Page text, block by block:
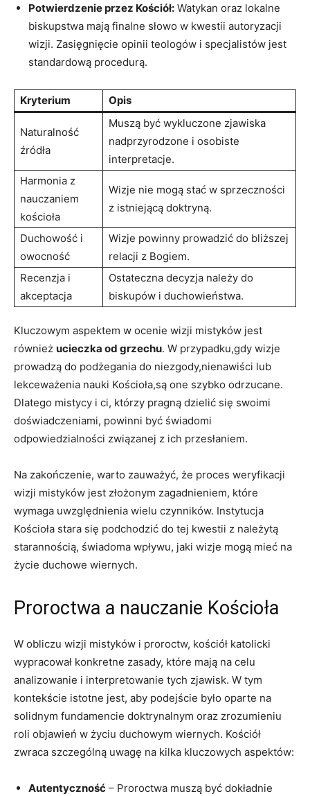
Potwierdzenie przez Kościół: Watykan oraz lokalne
biskupstwa mają finalne słowo w kwestii autoryzacji‌
wizji. Zasięgnięcie opinii teologów‌ i specjalistów jest
standardową procedurą.
Kryterium Opis
Naturalność
źródła
Muszą być wykluczone ⁤zjawiska
nadprzyrodzone i osobiste
interpretacje.
Harmonia z
nauczaniem
kościoła
Wizje nie mogą⁢ stać ⁢w ⁤sprzeczności
z istniejącą doktryną.
Duchowość​ i
owocność
Wizje⁤ powinny prowadzić do bliższej
relacji z Bogiem.
Recenzja i
akceptacja
Ostateczna decyzja ⁢należy do
biskupów i​ duchowieństwa.
Kluczowym aspektem w ocenie wizji mistyków jest
również ucieczka od grzechu. W przypadku,gdy wizje
prowadzą do podżegania do niezgody,nienawiści lub
lekceważenia nauki ⁣Kościoła,są ⁢one szybko odrzucane.
Dlatego mistycy i⁢ ci, którzy pragną dzielić⁣ się swoimi
⁢doświadczeniami, powinni być ⁤świadomi
odpowiedzialności związanej z ich przesłaniem.
Na zakończenie, warto zauważyć, że proces weryfikacji
wizji mistyków jest złożonym zagadnieniem, które
wymaga uwzględnienia wielu czynników. Instytucja
Kościoła​ stara się podchodzić do tej kwestii z należytą
starannością, świadoma wpływu, jaki wizje ‌mogą mieć na
życie duchowe wiernych.
Proroctwa a nauczanie Kościoła
W obliczu wizji mistyków i proroctw, kościół katolicki
wypracował ⁤konkretne zasady,⁢ które mają⁢ na celu
analizowanie i interpretowanie tych zjawisk. W tym
kontekście istotne jest, aby podejście było oparte na
solidnym fundamencie doktrynalnym ⁣oraz zrozumieniu
roli objawień w życiu duchowym wiernych. Kościół
zwraca szczególną uwagę na kilka kluczowych aspektów:
Autentyczność – Proroctwa muszą być dokładnie